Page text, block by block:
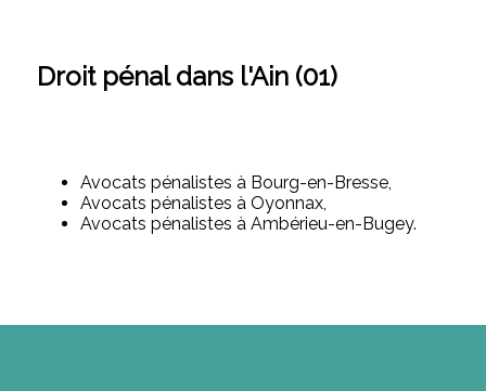
Droit pénal dans l'Ain (01)
Avocats pénalistes à Bourg-en-Bresse,
Avocats pénalistes à Oyonnax,
Avocats pénalistes à Ambérieu-en-Bugey.